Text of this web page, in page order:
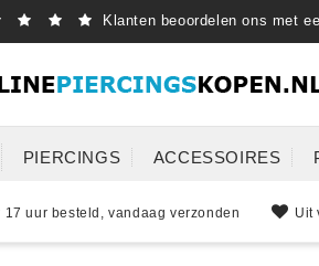
Klanten beoordelen ons met
PIERCINGS ACCESSOIRES
17 uur besteld, vandaag verzonden Uit